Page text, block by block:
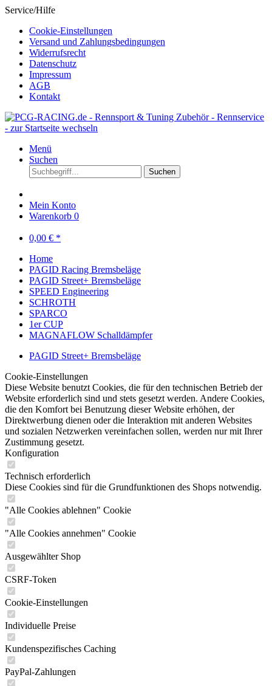
Service/Hilfe
Cookie-Einstellungen
Versand und Zahlungsbedingungen
Widerrufsrecht
Datenschutz
Impressum
AGB
Kontakt
Menü
Suchen
Suchen
Mein Konto
Warenkorb 0
0,00 € *
Home
PAGID Racing Bremsbeläge
PAGID Street+ Bremsbeläge
SPEED Engineering
SCHROTH
SPARCO
1er CUP
MAGNAFLOW Schalldämpfer
PAGID Street+ Bremsbeläge
Cookie-Einstellungen
Diese Website benutzt Cookies, die für den technischen Betrieb der
Website erforderlich sind und stets gesetzt werden. Andere Cookies,
die den Komfort bei Benutzung dieser Website erhöhen, der
Direktwerbung dienen oder die Interaktion mit anderen Websites
und sozialen Netzwerken vereinfachen sollen, werden nur mit Ihrer
Zustimmung gesetzt.
Konfiguration
Technisch erforderlich
Diese Cookies sind für die Grundfunktionen des Shops notwendig.
"Alle Cookies ablehnen" Cookie
"Alle Cookies annehmen" Cookie
Ausgewählter Shop
CSRF-Token
Cookie-Einstellungen
Individuelle Preise
Kundenspezifisches Caching
PayPal-Zahlungen